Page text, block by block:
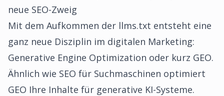
neue SEO-Zweig
Mit dem Aufkommen der llms.txt entsteht eine
ganz neue Disziplin im digitalen Marketing:
Generative Engine Optimization oder kurz GEO.
Ähnlich wie SEO für Suchmaschinen optimiert
GEO Ihre Inhalte für generative KI-Systeme.